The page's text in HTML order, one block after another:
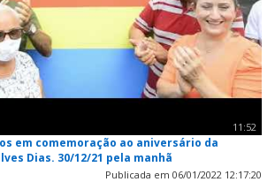
11:52
em comemoração ao aniversário da
Dias. 30/12/21 pela manhã
Publicada em 06/01/2022 12:17:20